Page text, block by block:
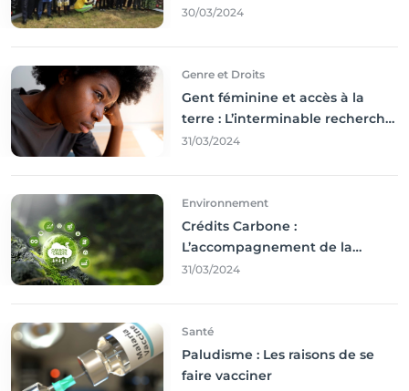
des terres
30/03/2024
Genre et Droits
Gent féminine et accès à la
terre : L’interminable recherche
des droits
31/03/2024
Environnement
Crédits Carbone :
L’accompagnement de la
Francophonie
31/03/2024
Santé
Paludisme : Les raisons de se
faire vacciner